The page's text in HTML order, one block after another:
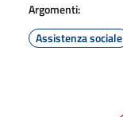
Argomenti:
Assistenza sociale